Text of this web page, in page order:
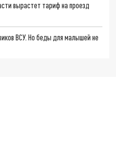
вырастет тариф на проезд
ВСУ. Но беды для малышей не